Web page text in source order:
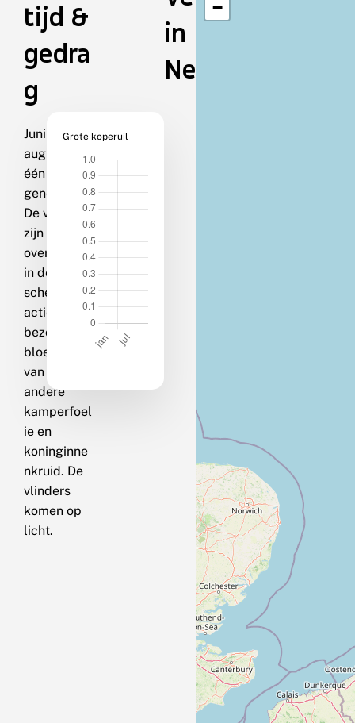
tijd &
gedra
g
Juni-
augustus in
één
generatie.
De vlinders
zijn zowel
overdag als
in de
schemering
actief en
bezoeken
bloemen
van onder
andere
kamperfoel
ie en
koninginne
nkruid. De
vlinders
komen op
licht.
Grote koperuil
in
Nederland
−